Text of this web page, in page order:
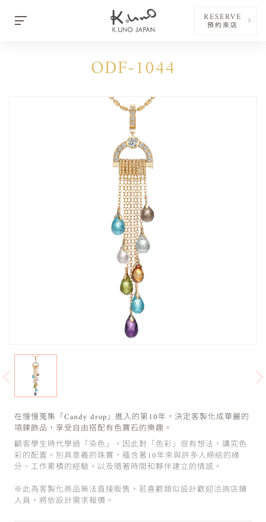
RESERVE
預約來店
ODF-1044
在慢慢蒐集「Candy drop」進入的第10年，決定客製化成華麗的
項鍊飾品，享受自由搭配有色寶石的樂趣。
顧客學生時代學過「染色」，因此對「色彩」很有想法，講究色
彩的配置。別具意義的珠寶，蘊含著10年來與許多人締結的緣
分、工作累積的經驗，以及隨著時間和夥伴建立的情感。
※此為客製化商品無法直接販售，若喜歡類似設計歡迎洽詢店鋪
人員，將依設計需求報價。